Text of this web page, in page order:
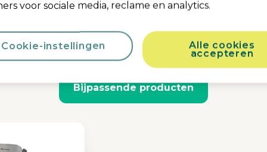
je Timba Baby
Bijpassende producten
voor sociale media, reclame en analytics.
Alle cookies
accepteren
Cookie-instellingen